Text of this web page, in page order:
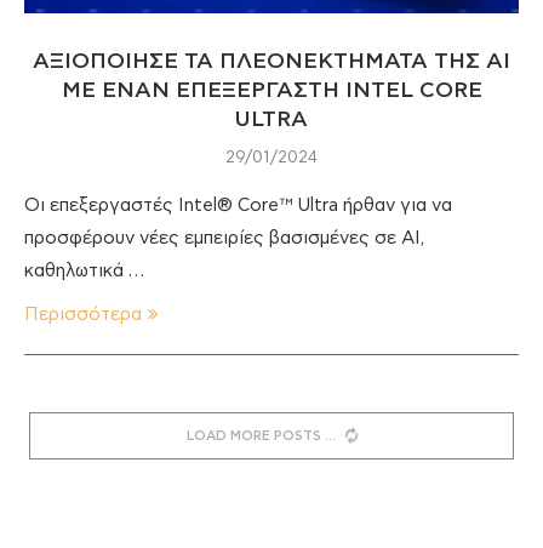
ΑΞΙΟΠΟΙΗΣΕ ΤΑ ΠΛΕΟΝΕΚΤΗΜΑΤΑ ΤΗΣ ΑΙ
ΜΕ ΕΝΑΝ ΕΠΕΞΕΡΓΑΣΤΗ INTEL CORE
ULTRA
29/01/2024
Οι επεξεργαστές Intel® Core™ Ultra ήρθαν για να
προσφέρουν νέες εμπειρίες βασισμένες σε AI,
καθηλωτικά …
Περισσότερα
LOAD MORE POSTS